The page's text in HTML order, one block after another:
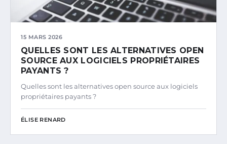
15 MARS 2026
QUELLES SONT LES ALTERNATIVES OPEN
SOURCE AUX LOGICIELS PROPRIÉTAIRES
PAYANTS ?
Quelles sont les alternatives open source aux logiciels
propriétaires payants ?
ÉLISE RENARD